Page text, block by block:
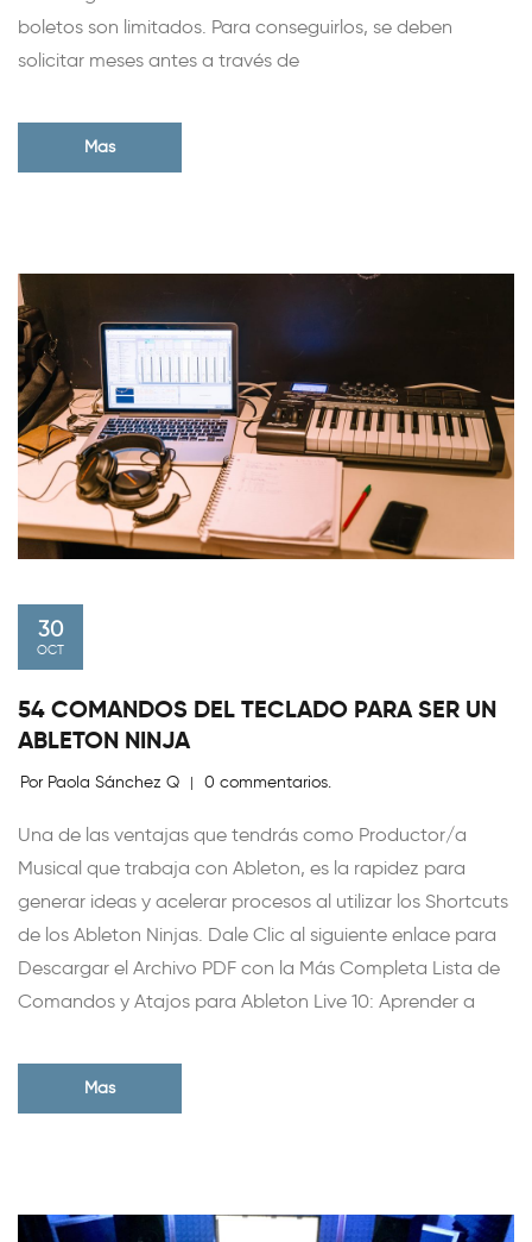
boletos son limitados. Para conseguirlos, se deben
solicitar meses antes a través de
Mas
30
OCT
54 COMANDOS DEL TECLADO PARA SER UN
ABLETON NINJA
Por Paola Sánchez Q | 0 commentarios.
Una de las ventajas que tendrás como Productor/a
Musical que trabaja con Ableton, es la rapidez para
generar ideas y acelerar procesos al utilizar los Shortcuts
de los Ableton Ninjas. Dale Clic al siguiente enlace para
Descargar el Archivo PDF con la Más Completa Lista de
Comandos y Atajos para Ableton Live 10: Aprender a
Mas